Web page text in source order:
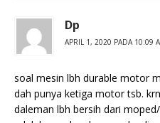
Dp
APRIL 1, 2020 PADA 10:09
soal mesin lbh durable motor
dah punya ketiga motor tsb.
daleman lbh bersih dari